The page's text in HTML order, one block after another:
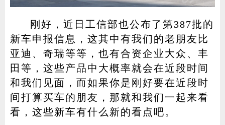
刚好，近日工信部也公布了第387批的
新车申报信息，这其中有我们的老朋友比
亚迪、奇瑞等等，也有合资企业大众、丰
田等，这些产品中大概率就会在近段时间
和我们见面，而如果你是刚好要在近段时
间打算买车的朋友，那就和我们一起来看
看，这些新车有什么新的看点吧。